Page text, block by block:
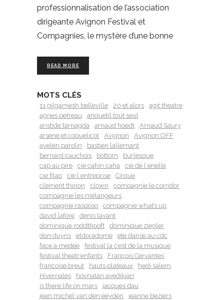
professionnalisation de l’association
dirigeante Avignon Festival et
Compagnies, le mystère d’une bonne
READ MORE
MOTS CLÉS
11 gilgamesh belleville 20 et alors
agit theatre
agnes petreau
anquetil tout seul
aristide tarnagda
arnaud hoedt
Arnaud Saury
arsene et coquelicot
Avignon
Avignon OFF
ayelen parolin
bastien lallemant
bernard cauchois
bottom
burlesque
cap au pire
cie cahin caha
cie de l enelle
cie filao
cie l entreprise
Cirque
clement thirion
clown
compagnie le corridor
compagnie les mélangeurs
compagnie rasposo
compagnie what’s up
david lafore
denis lavant
dominique roddthooft
dominique ziegler
don duyns
eldoradome
ete danse au cdc
face a medee
festival la c’est de la musique
festival theatr’enfants
François Cervantes
francoise breut
hauts plateaux
hedi salem
Hivernales
hovnatan avedikian
is there life on mars
jacques dau
jean michel van den eeyden
jeanne beziers